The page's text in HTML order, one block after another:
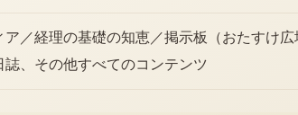
ア／経理の基礎の知恵／掲示板（おたすけ
誌、その他すべてのコンテンツ